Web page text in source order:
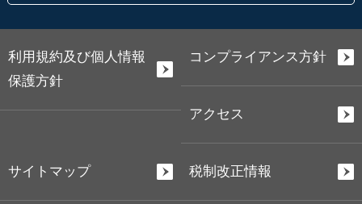
利用規約及び個人情報
保護方針
コンプライアンス方針
アクセス
サイトマップ 税制改正情報